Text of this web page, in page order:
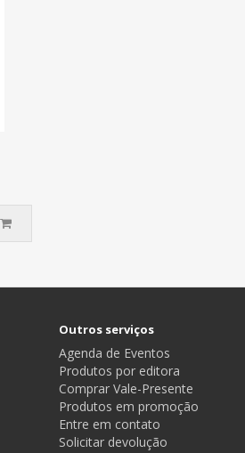
Outros serviços
Agenda de Eventos
Produtos por editora
Comprar Vale-Presente
Produtos em promoção
Entre em contato
Solicitar devolução